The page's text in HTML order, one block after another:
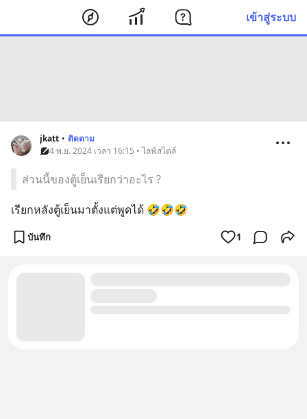
เข้าสู่ระบบ
jkatt • ติดตาม
4 พ.ย. 2024 เวลา 16:15 • ไลฟ์สไตล์
ส่วนนี้ของตู้เย็นเรียกว่าอะไร ?
เรียกหลังตู้เย็นมาตั้งแต่พูดได้ 🤣🤣🤣
บันทึก 1